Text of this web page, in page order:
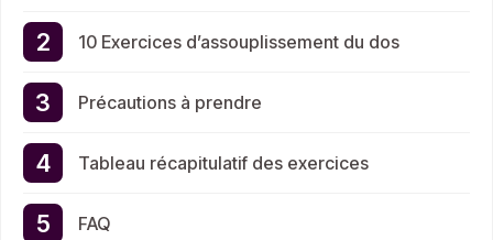
10 Exercices d’assouplissement du dos
Précautions à prendre
Tableau récapitulatif des exercices
FAQ